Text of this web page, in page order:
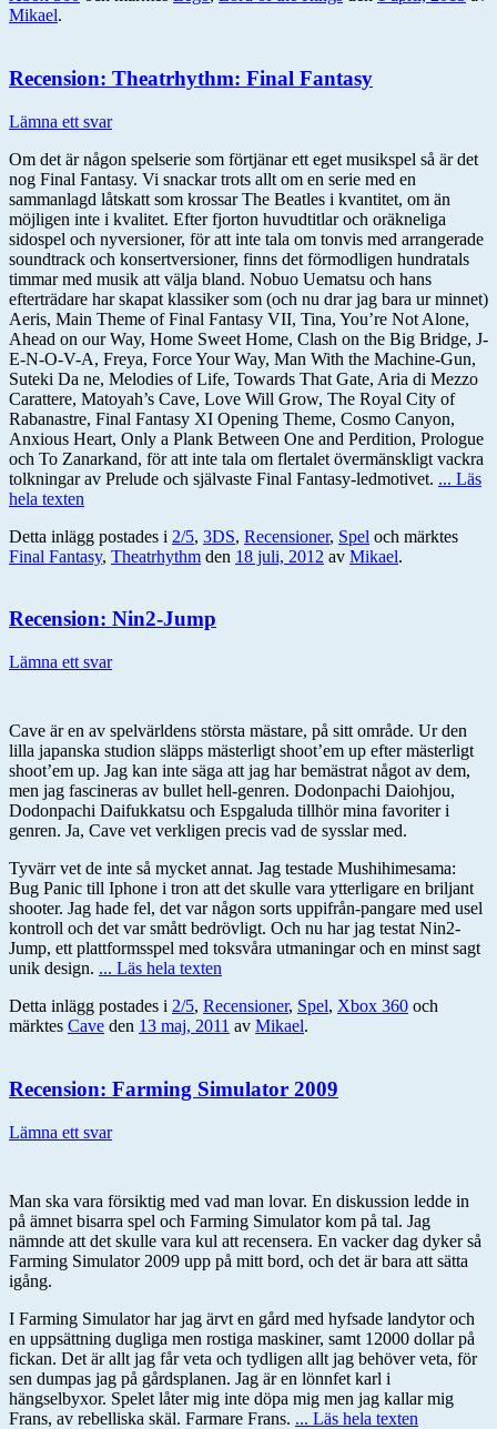
Mikael.
Recension: Theatrhythm: Final Fantasy
Lämna ett svar
Om det är någon spelserie som förtjänar ett eget musikspel så är det
nog Final Fantasy. Vi snackar trots allt om en serie med en
sammanlagd låtskatt som krossar The Beatles i kvantitet, om än
möjligen inte i kvalitet. Efter fjorton huvudtitlar och oräkneliga
sidospel och nyversioner, för att inte tala om tonvis med arrangerade
soundtrack och konsertversioner, finns det förmodligen hundratals
timmar med musik att välja bland. Nobuo Uematsu och hans
efterträdare har skapat klassiker som (och nu drar jag bara ur minnet)
Aeris, Main Theme of Final Fantasy VII, Tina, You’re Not Alone,
Ahead on our Way, Home Sweet Home, Clash on the Big Bridge, J-
E-N-O-V-A, Freya, Force Your Way, Man With the Machine-Gun,
Suteki Da ne, Melodies of Life, Towards That Gate, Aria di Mezzo
Carattere, Matoyah’s Cave, Love Will Grow, The Royal City of
Rabanastre, Final Fantasy XI Opening Theme, Cosmo Canyon,
Anxious Heart, Only a Plank Between One and Perdition, Prologue
och To Zanarkand, för att inte tala om flertalet övermänskligt vackra
tolkningar av Prelude och självaste Final Fantasy-ledmotivet. ... Läs
hela texten
Detta inlägg postades i 2/5, 3DS, Recensioner, Spel och märktes
Final Fantasy, Theatrhythm den 18 juli, 2012 av Mikael.
Recension: Nin2-Jump
Lämna ett svar
Cave är en av spelvärldens största mästare, på sitt område. Ur den
lilla japanska studion släpps mästerligt shoot’em up efter mästerligt
shoot’em up. Jag kan inte säga att jag har bemästrat något av dem,
men jag fascineras av bullet hell-genren. Dodonpachi Daiohjou,
Dodonpachi Daifukkatsu och Espgaluda tillhör mina favoriter i
genren. Ja, Cave vet verkligen precis vad de sysslar med.
Tyvärr vet de inte så mycket annat. Jag testade Mushihimesama:
Bug Panic till Iphone i tron att det skulle vara ytterligare en briljant
shooter. Jag hade fel, det var någon sorts uppifrån-pangare med usel
kontroll och det var smått bedrövligt. Och nu har jag testat Nin2-
Jump, ett plattformsspel med toksvåra utmaningar och en minst sagt
unik design. ... Läs hela texten
Detta inlägg postades i 2/5, Recensioner, Spel, Xbox 360 och
märktes Cave den 13 maj, 2011 av Mikael.
Recension: Farming Simulator 2009
Lämna ett svar
Man ska vara försiktig med vad man lovar. En diskussion ledde in
på ämnet bisarra spel och Farming Simulator kom på tal. Jag
nämnde att det skulle vara kul att recensera. En vacker dag dyker så
Farming Simulator 2009 upp på mitt bord, och det är bara att sätta
igång.
I Farming Simulator har jag ärvt en gård med hyfsade landytor och
en uppsättning dugliga men rostiga maskiner, samt 12000 dollar på
fickan. Det är allt jag får veta och tydligen allt jag behöver veta, för
sen dumpas jag på gårdsplanen. Jag är en lönnfet karl i
hängselbyxor. Spelet låter mig inte döpa mig men jag kallar mig
Frans, av rebelliska skäl. Farmare Frans. ... Läs hela texten